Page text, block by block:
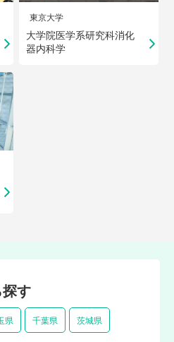
東京大学
大学院医学系研究科消化
器内科学
す
県 千葉県 茨城県